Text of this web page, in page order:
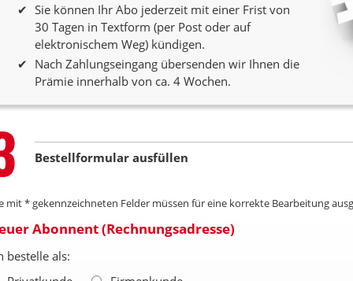
Sie können Ihr Abo jederzeit mit einer Frist von
30 Tagen in Textform (per Post oder auf
elektronischem Weg) kündigen.
Nach Zahlungseingang übersenden wir Ihnen die
Prämie innerhalb von ca. 4 Wochen.
Bestellformular ausfüllen
mit * gekennzeichneten Felder müssen für eine korrekte Bearbeitung
Abonnent (Rechnungsadresse)
bestelle als: